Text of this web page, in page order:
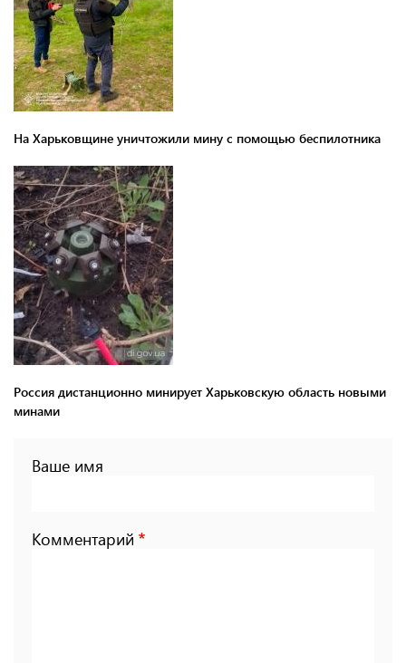
На Харьковщине уничтожили мину с помощью беспилотника
Россия дистанционно минирует Харьковскую область новыми
минами
Ваше имя
Комментарий